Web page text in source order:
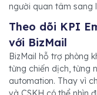
người quan tâm sang
Theo dõi KPI
với BizMail
BizMail hỗ trợ phòng
từng chiến dịch, từng
automation. Thay vì